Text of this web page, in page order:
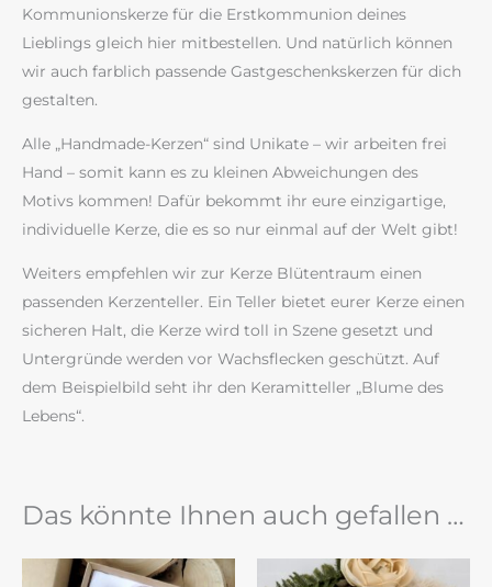
Kommunionskerze für die Erstkommunion deines
Lieblings gleich hier mitbestellen. Und natürlich können
wir auch farblich passende Gastgeschenkskerzen für dich
gestalten.
Alle „Handmade-Kerzen“ sind Unikate – wir arbeiten frei
Hand – somit kann es zu kleinen Abweichungen des
Motivs kommen! Dafür bekommt ihr eure einzigartige,
individuelle Kerze, die es so nur einmal auf der Welt gibt!
Weiters empfehlen wir zur Kerze Blütentraum einen
passenden Kerzenteller. Ein Teller bietet eurer Kerze einen
sicheren Halt, die Kerze wird toll in Szene gesetzt und
Untergründe werden vor Wachsflecken geschützt. Auf
dem Beispielbild seht ihr den Keramitteller „Blume des
Lebens“.
Das könnte Ihnen auch gefallen …